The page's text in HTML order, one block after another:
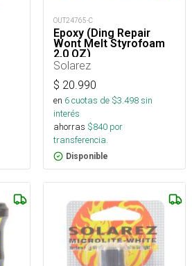
OUT24765-C
Epoxy (Ding Repair
Wont Melt Styrofoam
2,0 OZ)
Solarez
$ 20.990
en 6cuotas de $3.498sin
interés
ahorras $840 por
transferencia.
Disponible